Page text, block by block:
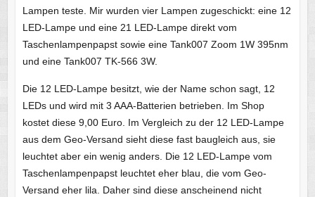
Lampen teste. Mir wurden vier Lampen zugeschickt: eine 12
LED-Lampe und eine 21 LED-Lampe direkt vom
Taschenlampenpapst sowie eine Tank007 Zoom 1W 395nm
und eine Tank007 TK-566 3W.
Die 12 LED-Lampe besitzt, wie der Name schon sagt, 12
LEDs und wird mit 3 AAA-Batterien betrieben. Im Shop
kostet diese 9,00 Euro. Im Vergleich zu der 12 LED-Lampe
aus dem Geo-Versand sieht diese fast baugleich aus, sie
leuchtet aber ein wenig anders. Die 12 LED-Lampe vom
Taschenlampenpapst leuchtet eher blau, die vom Geo-
Versand eher lila. Daher sind diese anscheinend nicht